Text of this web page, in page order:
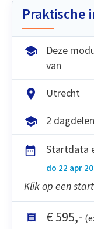
Praktische
Deze
van
Utrecht
2 dagdelen
Startdata
do 22 apr
Klik op een
€ 595,-